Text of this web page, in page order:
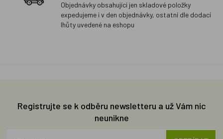
Objednávky obsahující jen skladové položky
expedujeme i v den objednávky, ostatní dle dodací
lhůty uvedené na eshopu
Registrujte se k odběru newsletteru a už Vám nic
neunikne